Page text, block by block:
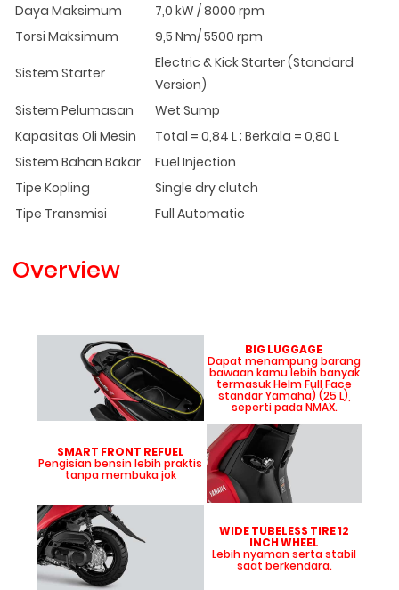
Daya Maksimum
7,0 kW / 8000 rpm
Torsi Maksimum
9,5 Nm/ 5500 rpm
Sistem Starter
Electric & Kick Starter (Standard
Version)
Sistem Pelumasan
Wet Sump
Kapasitas Oli Mesin
Total = 0,84 L ; Berkala = 0,80 L
Sistem Bahan Bakar
Fuel Injection
Tipe Kopling
Single dry clutch
Tipe Transmisi
Full Automatic
Overview
BIG LUGGAGE
Dapat menampung barang
bawaan kamu lebih banyak
termasuk Helm Full Face
standar Yamaha) (25 L),
seperti pada NMAX.
SMART FRONT REFUEL
Pengisian bensin lebih praktis
tanpa membuka jok
WIDE TUBELESS TIRE 12
INCH WHEEL
Lebih nyaman serta stabil
saat berkendara.